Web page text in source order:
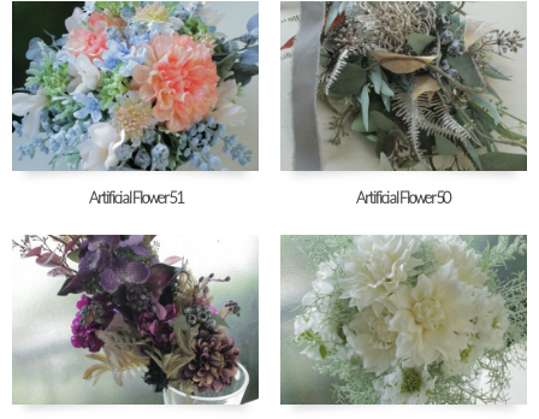
Artificial Flower51 Artificial Flower50